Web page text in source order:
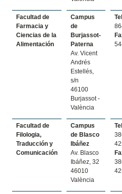
Facultad de
Farmacia y
Ciencias de la
Alimentación
Campus
de
Burjassot-
Paterna
Av. Vicent
Andrés
Estellés,
s/n
46100
Burjassot -
València
Facultad de
Filologia,
Traducción y
Comunicación
Campus
de Blasco
Ibáñez
Av. Blasco
Ibáñez, 32
46010
València